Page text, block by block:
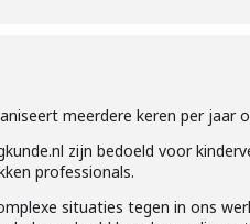
meerdere keren per jaar
zijn bedoeld voor
professionals.
situaties tegen in ons